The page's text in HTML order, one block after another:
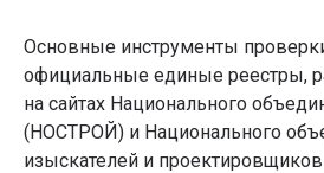
Основные инструменты
официальные единые реестры,
на сайтах Национального
(НОСТРОЙ) и Национального
изыскателей и